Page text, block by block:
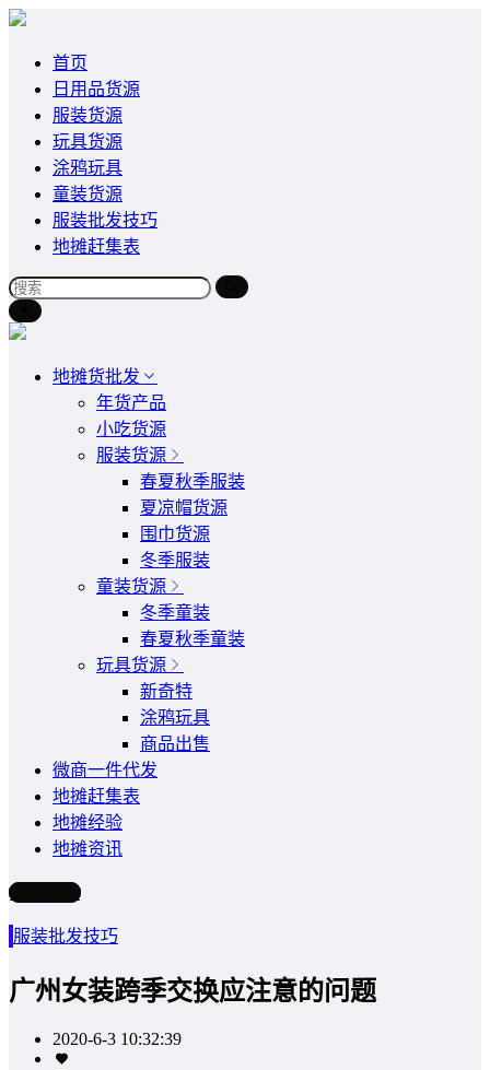
首页
日用品货源
服装货源
玩具货源
涂鸦玩具
童装货源
服装批发技巧
地摊赶集表
地摊货批发
年货产品
小吃货源
服装货源
春夏秋季服装
夏凉帽货源
围巾货源
冬季服装
童装货源
冬季童装
春夏秋季童装
玩具货源
新奇特
涂鸦玩具
商品出售
微商一件代发
地摊赶集表
地摊经验
地摊资讯
写文章
服装批发技巧
广州女装跨季交换应注意的问题
2020-6-3 10:32:39